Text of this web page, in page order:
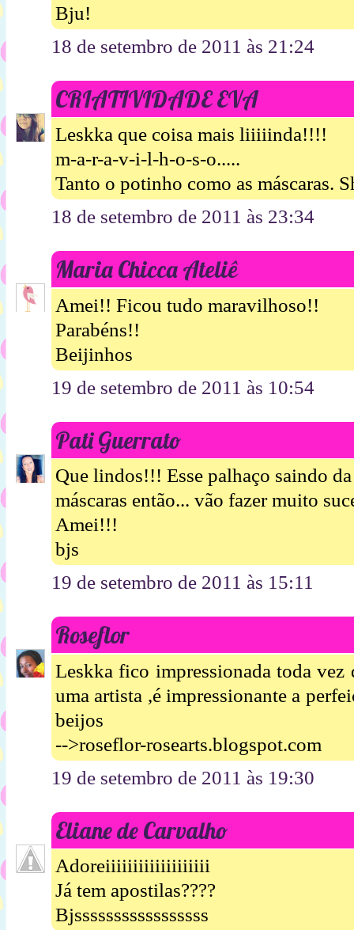
Bju!
18 de setembro de 2011 às 21:24
CRIATIVIDADE EVA
Leskka que coisa mais liiiiinda!!!!
m-a-r-a-v-i-l-h-o-s-o.....
Tanto o potinho como as máscaras.
18 de setembro de 2011 às 23:34
Maria Chicca Ateliê
Amei!! Ficou tudo maravilhoso!!
Parabéns!!
Beijinhos
19 de setembro de 2011 às 10:54
Pati Guerrato
Que lindos!!! Esse palhaço saindo
máscaras então... vão fazer muito
Amei!!!
bjs
19 de setembro de 2011 às 15:11
Roseflor
Leskka fico impressionada toda
uma artista ,é impressionante a
beijos
-->roseflor-rosearts.blogspot.com
19 de setembro de 2011 às 19:30
Eliane de Carvalho
Adoreiiiiiiiiiiiiiiiiiii
Já tem apostilas????
Bjsssssssssssssssss